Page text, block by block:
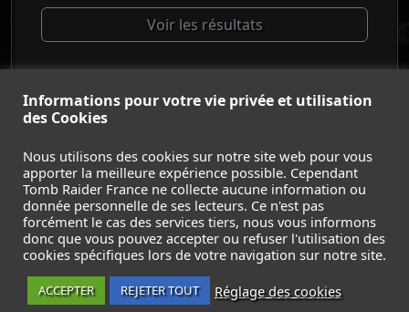
Voir les résultats
Informations pour votre vie privée et utilisation
des Cookies
Nous utilisons des cookies sur notre site web pour vous
apporter la meilleure expérience possible. Cependant
Tomb Raider France ne collecte aucune information ou
donnée personnelle de ses lecteurs. Ce n'est pas
forcément le cas des services tiers, nous vous informons
donc que vous pouvez accepter ou refuser l'utilisation des
cookies spécifiques lors de votre navigation sur notre site.
ACCEPTER REJETER TOUT Réglage des cookies
© Tomb Raider France 2008 - 2026
Lara Croft et Tomb Raider sont des marques déposées
Square Enix Ltd.
ACCUEIL- TOMB RAIDER- LEGACY OF ATLANTIS
CATALYST - LARA CROFT- FILMS - CONTACT-
MENTIONS LÉGALES / CGU-
Suivez nous sur les réseaux :